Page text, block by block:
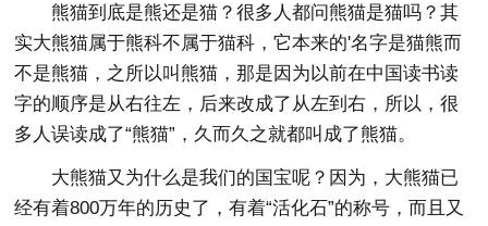
熊猫到底是熊还是猫？很多人都问熊猫是猫吗？其
实大熊猫属于熊科不属于猫科，它本来的'名字是猫熊而
不是熊猫，之所以叫熊猫，那是因为以前在中国读书读
字的顺序是从右往左，后来改成了从左到右，所以，很
多人误读成了“熊猫”，久而久之就都叫成了熊猫。
大熊猫又为什么是我们的国宝呢？因为，大熊猫已
经有着800万年的历史了，有着“活化石”的称号，而且又